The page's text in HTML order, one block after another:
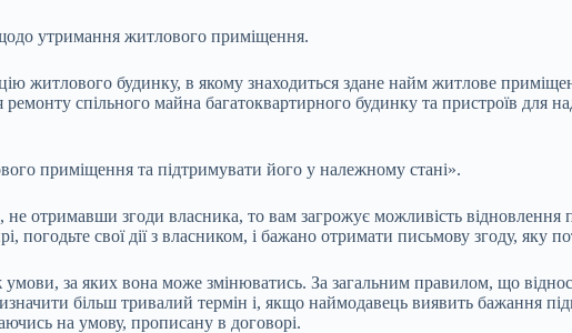
утримання житлового приміщення.
житлового будинку, в якому знаходиться здане найм житлове
спільного майна багатоквартирного будинку та пристроїв для
приміщення та підтримувати його у належному стані».
отримавши згоди власника, то вам загрожує можливість відновлення
погодьте свої дії з власником, і бажано отримати письмову згоду, яку
за яких вона може змінюватись. За загальним правилом, що
більш тривалий термін і, якщо наймодавець виявить бажання
на умову, прописану в договорі.